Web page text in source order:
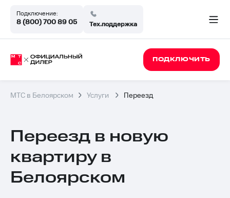
Подключение:
8 (800) 700 89 05 Тех.поддержка
ПОДКЛЮЧИТЬ
МТС в Белоярском Услуги Переезд
Переезд в новую
квартиру в
Белоярском